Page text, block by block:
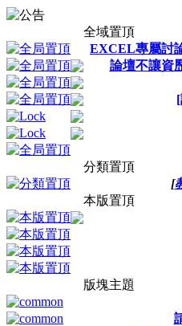
全域置頂
EXCEL專屬討
論壇不讓資
分類置頂
[
本版置頂
版塊主題